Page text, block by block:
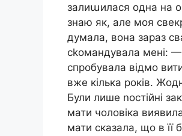
залиաилася одна на
знаю як, але моя
думала, вона зараз
сkомандувала мені: —
спробувала відмо
вже кілька років.
Були лише nостійні
мати чоловіка
мати сказала, що в її